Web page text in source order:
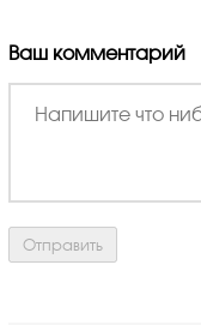
Ваш комментарий